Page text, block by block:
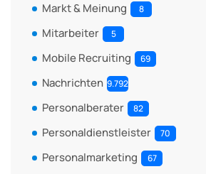
Markt & Meinung 8
Mitarbeiter 5
Mobile Recruiting 69
Nachrichten 9.792
Personalberater 82
Personaldienstleister 70
Personalmarketing 67